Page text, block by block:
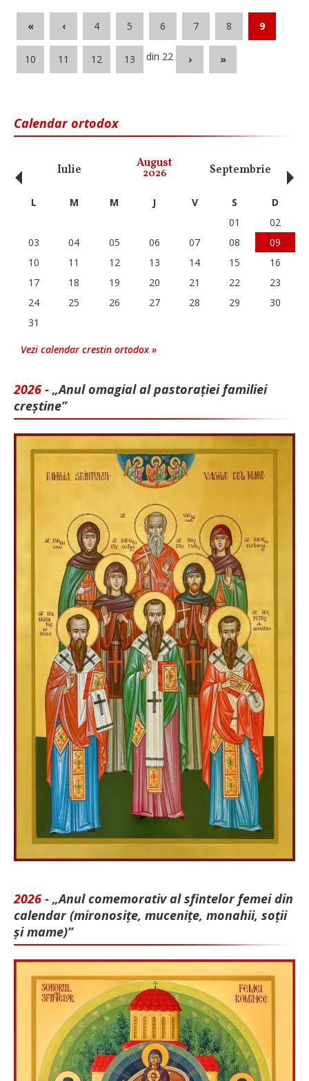
« ‹ 4 5 6 7 8 9
10 11 12 13 din 22 › »
Calendar ortodox
Iulie August
2026 Septembrie
‹ L M M J V S
D
01
02
03
04 05 06 07 08
09
10
11 12 13 14 15
16
17
18 19 20 21 22
23
24
25 26 27 28 29
30
31
Vezi calendar crestin ortodox »
2026 - „Anul omagial al pastorației familiei
creștine”
2026 - „Anul comemorativ al sfintelor femei din
calendar (mironosițe, mu­cenițe, monahii, soții
și mame)”